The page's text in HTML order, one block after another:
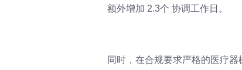
额外增加 2.3个 协调工作日。
同时，在合规要求严格的医疗